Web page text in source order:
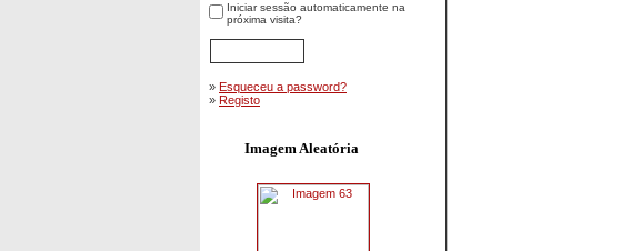
Iniciar sessão automaticamente na
próxima visita?
» Esqueceu a password?
» Registo
Imagem Aleatória